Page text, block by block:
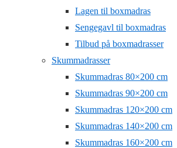
Lagen til boxmadras
Sengegavl til boxmadras
Tilbud på boxmadrasser
Skummadrasser
Skummadras 80×200 cm
Skummadras 90×200 cm
Skummadras 120×200 cm
Skummadras 140×200 cm
Skummadras 160×200 cm